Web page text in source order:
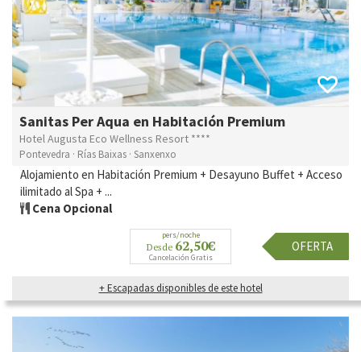
Sanitas Per Aqua en Habitación Premium
Hotel Augusta Eco Wellness Resort ****
Pontevedra · Rías Baixas · Sanxenxo
Alojamiento en Habitación Premium + Desayuno Buffet + Acceso
ilimitado al Spa + ...
Cena Opcional
pers/noche
Desde 62,50€
Cancelación Gratis
OFERTA
+ Escapadas disponibles de este hotel